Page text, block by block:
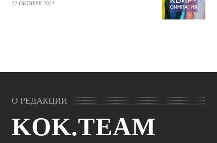
12 ОКТЯБРЯ 2021
О РЕДАКЦИИ
KOK.TEAM